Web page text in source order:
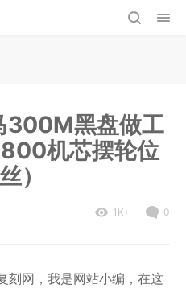
300M黑盘做工
机芯摆轮位
）
1K+ 0
刻网，我是网站小编，在这